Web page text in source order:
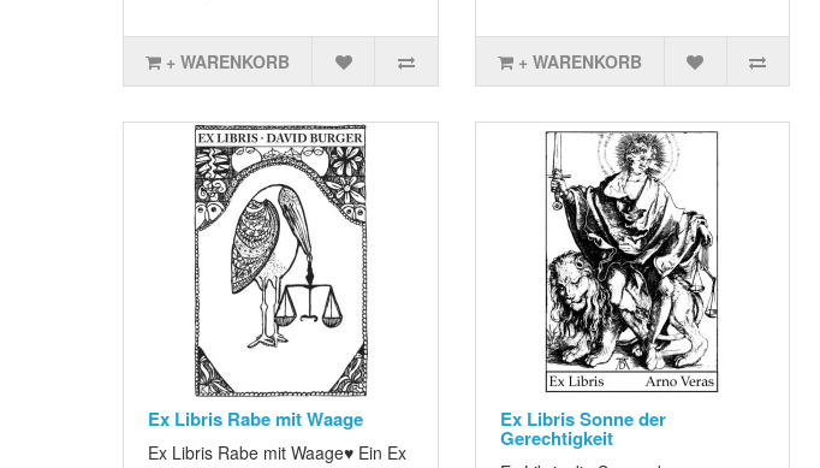
+ WARENKORB + WARENKORB
Ex Libris Rabe mit Waage
Ex Libris Rabe mit Waage♥ Ein Ex
Ex Libris Sonne der
Gerechtigkeit